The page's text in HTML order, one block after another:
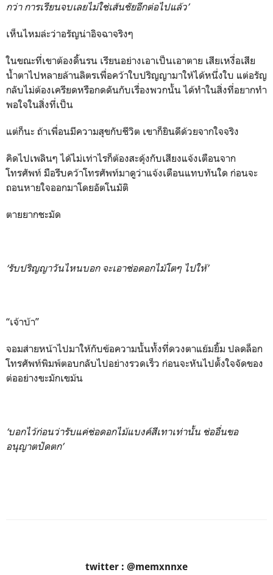
กว่า การเรียนจบเลยไม่ใช่เส้นชัยอีกต่อไปแล้ว’
เห็นไหมล่ะว่าอรัญน่าอิจฉาจริงๆ
ในขณะที่เขาต้องดิ้นรน เรียนอย่างเอาเป็นเอาตาย เสียเหงื่อเสีย
น้ำตาไปหลายล้านลิตรเพื่อคว้าใบปริญญามาให้ได้หนึ่งใบ แต่อรัญ
กลับไม่ต้องเครียดหรือกดดันกับเรื่องพวกนั้น ได้ทำในสิ่งที่อยากทำ
พอใจในสิ่งที่เป็น
แต่ก็นะ ถ้าเพื่อนมีความสุขกับชีวิต เขาก็ยินดีด้วยจากใจจริง
คิดไปเพลินๆ ได้ไม่เท่าไรก็ต้องสะดุ้งกับเสียงแจ้งเตือนจาก
โทรศัพท์ มือรีบคว้าโทรศัพท์มาดูว่าแจ้งเตือนแทบทันใด ก่อนจะ
ถอนหายใจออกมาโดยอัตโนมัติ
ตายยากชะมัด
‘รับปริญญาวันไหนบอก จะเอาช่อดอกไม้โตๆ ไปให้’
“เจ้าบ้า”
จอมส่ายหน้าไปมาให้กับข้อความนั้นทั้งที่ดวงตาแย้มยิ้ม ปลดล็อก
โทรศัพท์พิมพ์ตอบกลับไปอย่างรวดเร็ว ก่อนจะหันไปตั้งใจจัดของ
ต่ออย่างขะมักเขม้น
‘บอกไว้ก่อนว่ารับแค่ช่อดอกไม้แบงค์สีเทาเท่านั้น ช่ออื่นขอ
อนุญาตปัดตก’
twitter : @memxnnxe